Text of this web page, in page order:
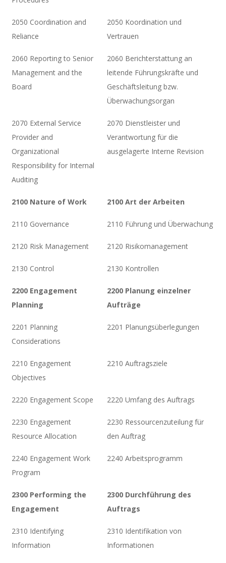
2050 Coordination and
Reliance
2050 Koordination und
Vertrauen
2060 Reporting to Senior
Management and the
Board
2060 Berichterstattung an
leitende Führungskräfte und
Geschäftsleitung bzw.
Überwachungsorgan
2070 External Service
Provider and
Organizational
Responsibility for Internal
Auditing
2070 Dienstleister und
Verantwortung für die
ausgelagerte Interne Revision
2100 Nature of Work 2100 Art der Arbeiten
2110 Governance 2110 Führung und Überwachung
2120 Risk Management 2120 Risikomanagement
2130 Control 2130 Kontrollen
2200 Engagement
Planning
2200 Planung einzelner
Aufträge
2201 Planning
Considerations
2201 Planungsüberlegungen
2210 Engagement
Objectives
2210 Auftragsziele
2220 Engagement Scope 2220 Umfang des Auftrags
2230 Engagement
Resource Allocation
2230 Ressourcenzuteilung für
den Auftrag
2240 Engagement Work
Program
2240 Arbeitsprogramm
2300 Performing the
Engagement
2300 Durchführung des
Auftrags
2310 Identifying
Information
2310 Identifikation von
Informationen